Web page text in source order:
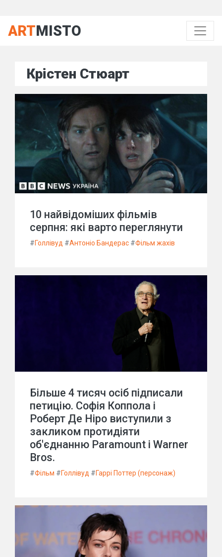
ARTMISTO
Крістен Стюарт
10 найвідоміших фільмів
серпня: які варто переглянути
#Голлівуд #Антоніо Бандерас #Фільм жахів
Більше 4 тисяч осіб підписали
петицію. Софія Коппола і
Роберт Де Ніро виступили з
закликом протидіяти
об'єднанню Paramount і Warner
Bros.
#Фільм #Голлівуд #Гаррі Поттер (персонаж)